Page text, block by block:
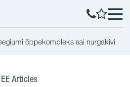
õppekompleks sai nurgakivi
EE Articles